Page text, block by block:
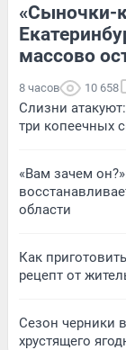
«Сыночки-
массово
8 часов 10 658
Слизни
три копеечных
«Вам зачем
области
Как
рецепт от
Сезон черники
хрустящего